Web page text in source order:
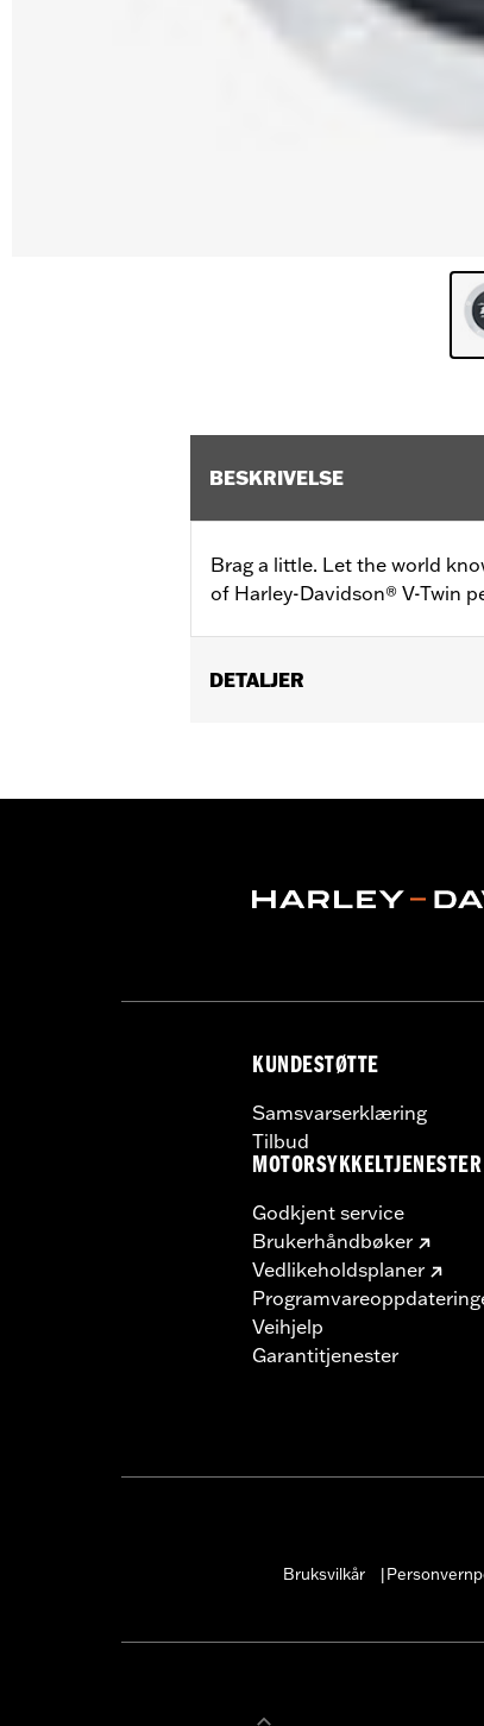
BESKRIVELSE
Brag a little. Let the world
of Harley-Davidson® V-Twin
DETALJER
Installation Instructions
NOTES:Removing and
KUNDESTØTTE
Samsvarserklæring
Tilbud
MOTORSYKKELTJENESTER
Godkjent service
Brukerhåndbøker
Vedlikeholdsplaner
Veihjelp
Garantitjenester
Bruksvilkår